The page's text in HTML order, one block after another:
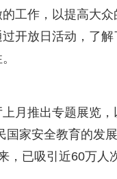
工作，以提高大
开放日活动，了解
月推出专题展览，
国家安全教育的发
已吸引近60万人